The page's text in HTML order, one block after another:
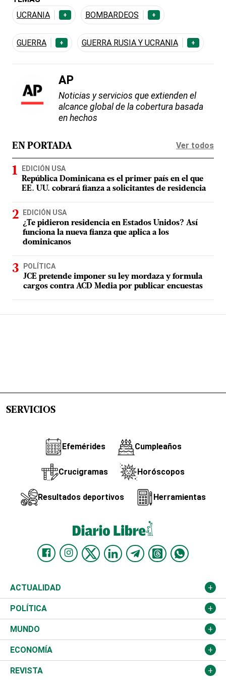
UCRANIA
+ BOMBARDEOS +
GUERRA + GUERRA RUSIA Y UCRANIA +
AP
Noticias y servicios que extienden el
alcance global de la cobertura basada
en hechos
EN PORTADA Ver todos
EDICIÓN USA
República Dominicana es el primer país en el que
EE. UU. cobrará fianza a solicitantes de residencia
EDICIÓN USA
¿Te pidieron residencia en Estados Unidos? Así
funciona la nueva fianza que aplica a los
dominicanos
POLÍTICA
JCE pretende imponer su ley mordaza y formula
cargos contra ACD Media por publicar encuestas
SERVICIOS
Efemérides Cumpleaños
Crucigramas Horóscopos
Resultados deportivos Herramientas
ACTUALIDAD
Nacional
Ciudad
Educación
Salud
POLÍTICA
Partidos
JCE
TSE
MUNDO
Estados Unidos
América Latina
ECONOMÍA
Finanzas
REVISTA